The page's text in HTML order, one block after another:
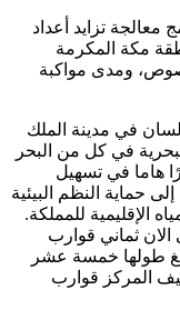
تزايد أعداد
مكة المكرمة
ومدى مواكبة
في مدينة الملك
في كل من البحر
هاما في تسهيل
حماية النظم البيئية
الإقليمية للمملكة.
الان ثماني قوارب
طولها خمسة عشر
سيضيف المركز قوارب